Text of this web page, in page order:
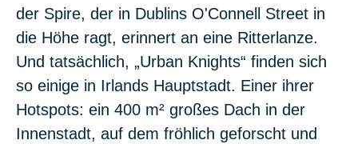
der Spire, der in Dublins O'Connell Street in
die Höhe ragt, erinnert an eine Ritterlanze.
Und tatsächlich, „Urban Knights“ finden sich
so einige in Irlands Hauptstadt. Einer ihrer
Hotspots: ein 400 m² großes Dach in der
Innenstadt, auf dem fröhlich geforscht und